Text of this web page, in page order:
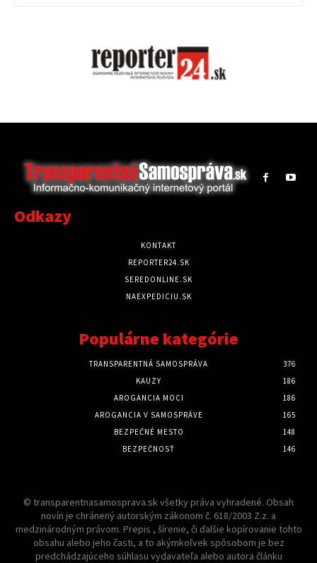
Odkazy
KONTAKT
REPORTER24.SK
SEREDONLINE.SK
NAEXPEDICIU.SK
Populárne kategórie
TRANSPARENTNÁ SAMOSPRÁVA
376
KAUZY
186
AROGANCIA MOCI
186
AROGANCIA V SAMOSPRÁVE
165
BEZPEČNÉ MESTO
148
BEZPEČNOSŤ
146
© transparentnasamosprava.sk všetky práva vyhradené. Obsah
novín je chránený autorským zákonom č. 618/2003 Z.z. a
medzinárodným právom. Prepis , šírenie, či ďalšie kopírovanie tohto
obsahu alebo jeho časti, a to akýmkoľvek spôsobom je bez
predchádzajúceho súhlasu vydavateľa alebo autora článku